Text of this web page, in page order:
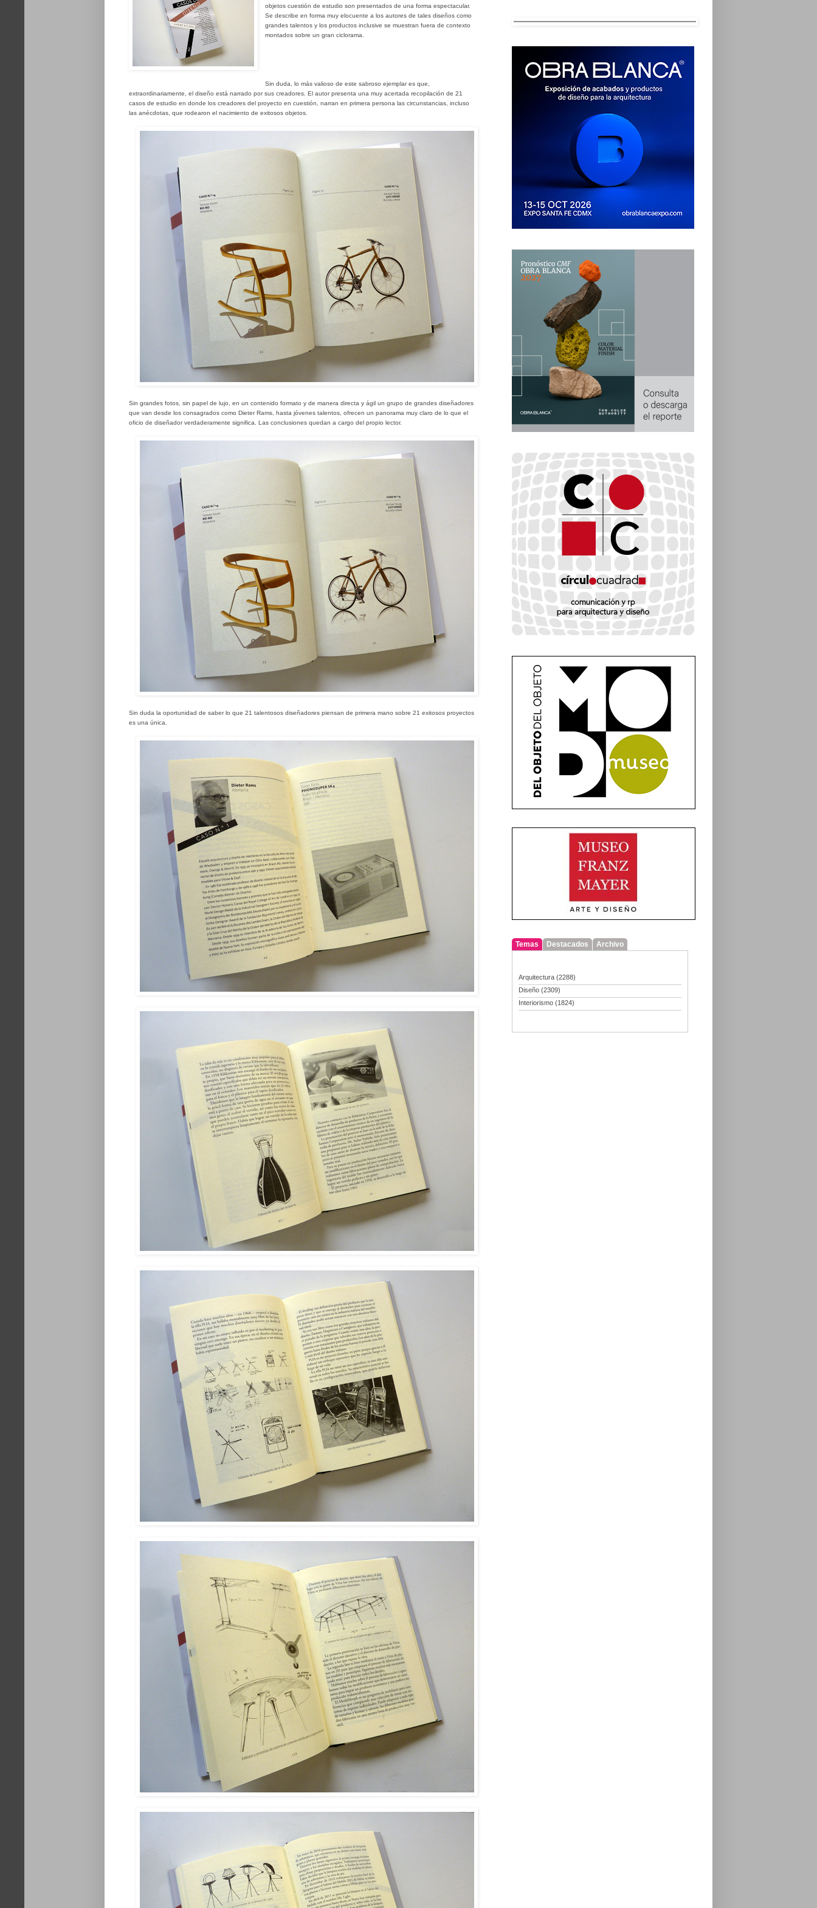
objetos cuestión de estudio son presentados de una forma espectacular.
Se describe en forma muy elocuente a los autores de tales diseños como
grandes talentos y los productos inclusive se muestran fuera de contexto
montados sobre un gran ciclorama.
Sin duda, lo más valioso de este sabroso ejemplar es que,
extraordinariamente, el diseño está narrado por sus creadores. El autor presenta una muy acertada recopilación de 21
casos de estudio en donde los creadores del proyecto en cuestión, narran en primera persona las circunstancias, incluso
las anécdotas, que rodearon el nacimiento de exitosos objetos.
Sin grandes fotos, sin papel de lujo, en un contenido formato y de manera directa y ágil un grupo de grandes diseñadores
que van desde los consagrados como Dieter Rams, hasta jóvenes talentos, ofrecen un panorama muy claro de lo que el
oficio de diseñador verdaderamente significa. Las conclusiones quedan a cargo del propio lector.
Sin duda la oportunidad de saber lo que 21 talentosos diseñadores piensan de primera mano sobre 21 exitosos proyectos
es una única.
Temas Destacados Archivo
Arquitectura (2288)
Diseño (2309)
Interiorismo (1824)